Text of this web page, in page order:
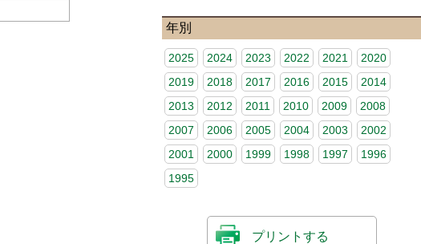
年別
2025 2024 2023 2022 2021
2020
2019
2018 2017 2016 2015
2014
2013
2012 2011 2010 2009
2008
2007
2006 2005 2004 2003
2002
2001
2000 1999 1998 1997
1996
1995
プリントする